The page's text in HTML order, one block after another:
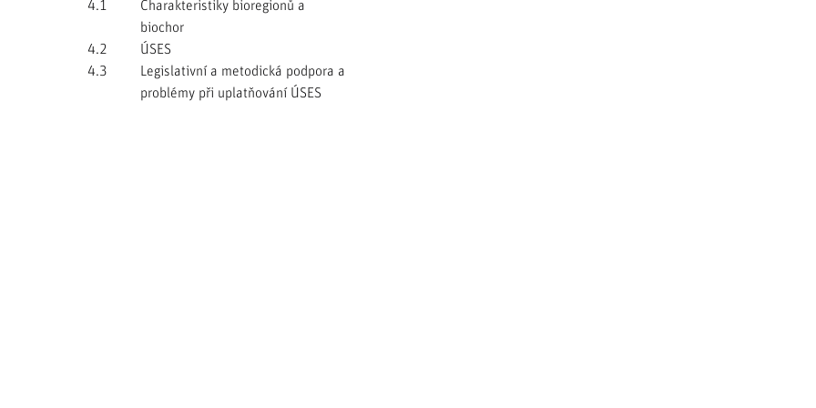
4.1
Charakteristiky bioregionů a
biochor
4.2
ÚSES
4.3
Legislativní a metodická podpora a
problémy při uplatňování ÚSES